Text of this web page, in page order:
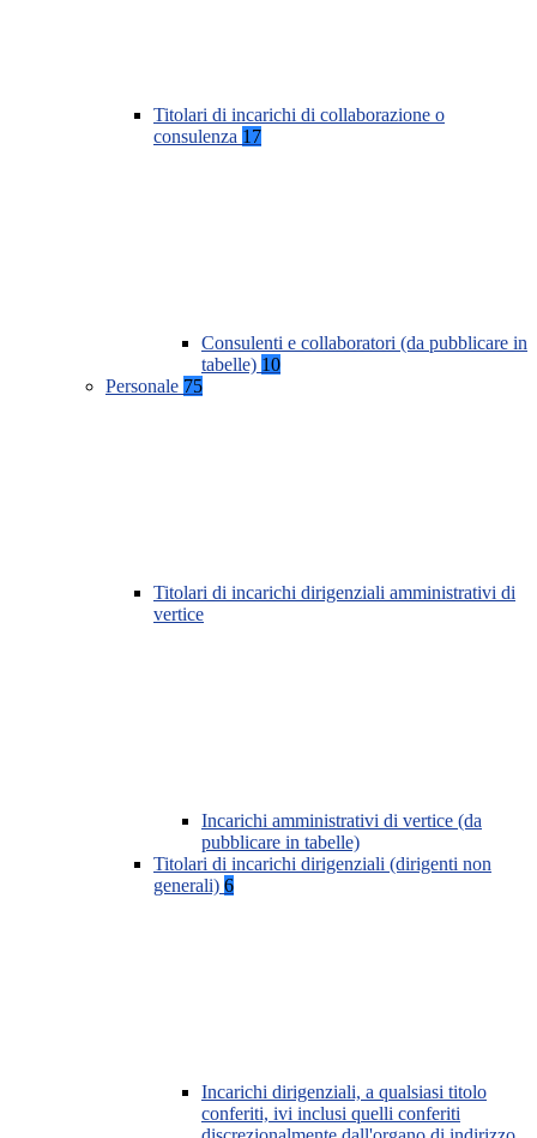
Titolari di incarichi di collaborazione o
consulenza 17
Consulenti e collaboratori (da pubblicare in
tabelle) 10
Personale 75
Titolari di incarichi dirigenziali amministrativi di
vertice
Incarichi amministrativi di vertice (da
pubblicare in tabelle)
Titolari di incarichi dirigenziali (dirigenti non
generali) 6
Incarichi dirigenziali, a qualsiasi titolo
conferiti, ivi inclusi quelli conferiti